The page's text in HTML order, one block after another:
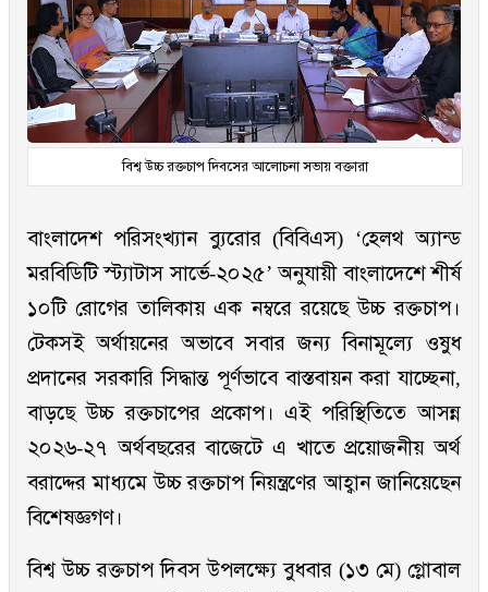
বিশ্ব উচ্চ রক্তচাপ দিবসের আলোচনা সভায় বক্তারা
বাংলাদেশ পরিসংখ্যান ব্যুরোর (বিবিএস) ‘হেলথ অ্যান্ড
মরবিডিটি স্ট্যাটাস সার্ভে-২০২৫’ অনুযায়ী বাংলাদেশে শীর্ষ
১০টি রোগের তালিকায় এক নম্বরে রয়েছে উচ্চ রক্তচাপ।
টেকসই অর্থায়নের অভাবে সবার জন্য বিনামূল্যে ওষুধ
প্রদানের সরকারি সিদ্ধান্ত পূর্ণভাবে বাস্তবায়ন করা যাচ্ছেনা,
বাড়ছে উচ্চ রক্তচাপের প্রকোপ। এই পরিস্থিতিতে আসন্ন
২০২৬-২৭ অর্থবছরের বাজেটে এ খাতে প্রয়োজনীয় অর্থ
বরাদ্দের মাধ্যমে উচ্চ রক্তচাপ নিয়ন্ত্রণের আহ্বান জানিয়েছেন
বিশেষজ্ঞগণ।
বিশ্ব উচ্চ রক্তচাপ দিবস উপলক্ষ্যে বুধবার (১৩ মে) গ্লোবাল